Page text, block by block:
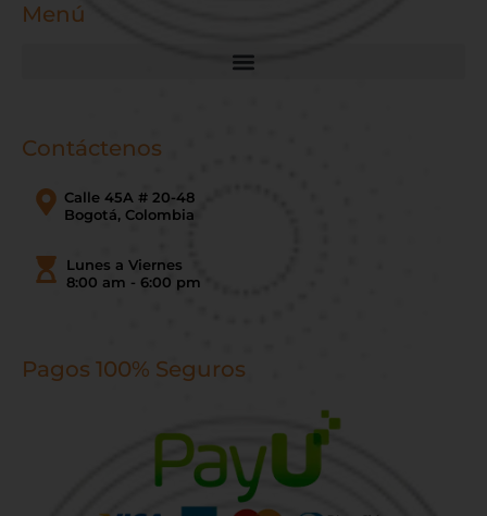
Menú
Contáctenos
Calle 45A # 20-48
Bogotá, Colombia
Lunes a Viernes
8:00 am - 6:00 pm
Pagos 100% Seguros